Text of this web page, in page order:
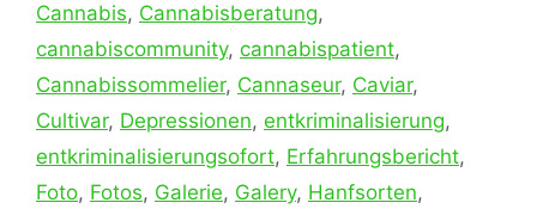
Cannabis, Cannabisberatung,
cannabiscommunity, cannabispatient,
Cannabissommelier, Cannaseur, Caviar,
Cultivar, Depressionen, entkriminalisierung,
entkriminalisierungsofort, Erfahrungsbericht,
Foto, Fotos, Galerie, Galery, Hanfsorten,